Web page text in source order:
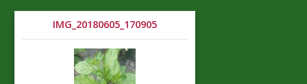
IMG_20180605_170905